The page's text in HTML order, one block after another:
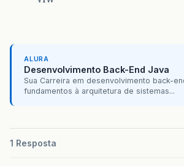
ALURA
Desenvolvimento Back-End Java
Sua Carreira em desenvolvimento back-
fundamentos à arquitetura de sistemas...
1 Resposta